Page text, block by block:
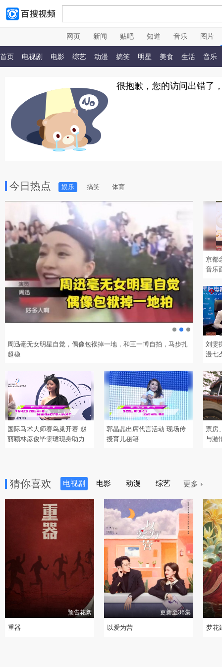
网页 新闻 贴吧 知道 音乐 图片
首页 电视剧 电影 综艺 动漫 搞笑 明星 美食 生活 音乐
很抱歉，您的访问出错了
今日热点 娱乐 搞笑 体育
一博自拍，马步扎 吴京国庆刷屏！为庆祝喝到满脸通红，参演作品总票
京都
音乐
刘雯
漫七
国际马术大师赛鸟巢开赛 赵
丽颖林彦俊毕雯珺现身助力
郭晶晶出席代言活动 现场传
授育儿秘籍
票房
与激
猜你喜欢 电视剧 电影 动漫 综艺 更多
预告花絮
重器
更新至36集
以爱为营 梦花